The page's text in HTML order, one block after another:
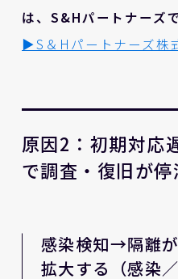
は、S&Hパートナーズ
▶S＆Hパートナーズ株
原因2：初期対応
で調査・復旧が停
感染検知→隔離
拡大する（感染